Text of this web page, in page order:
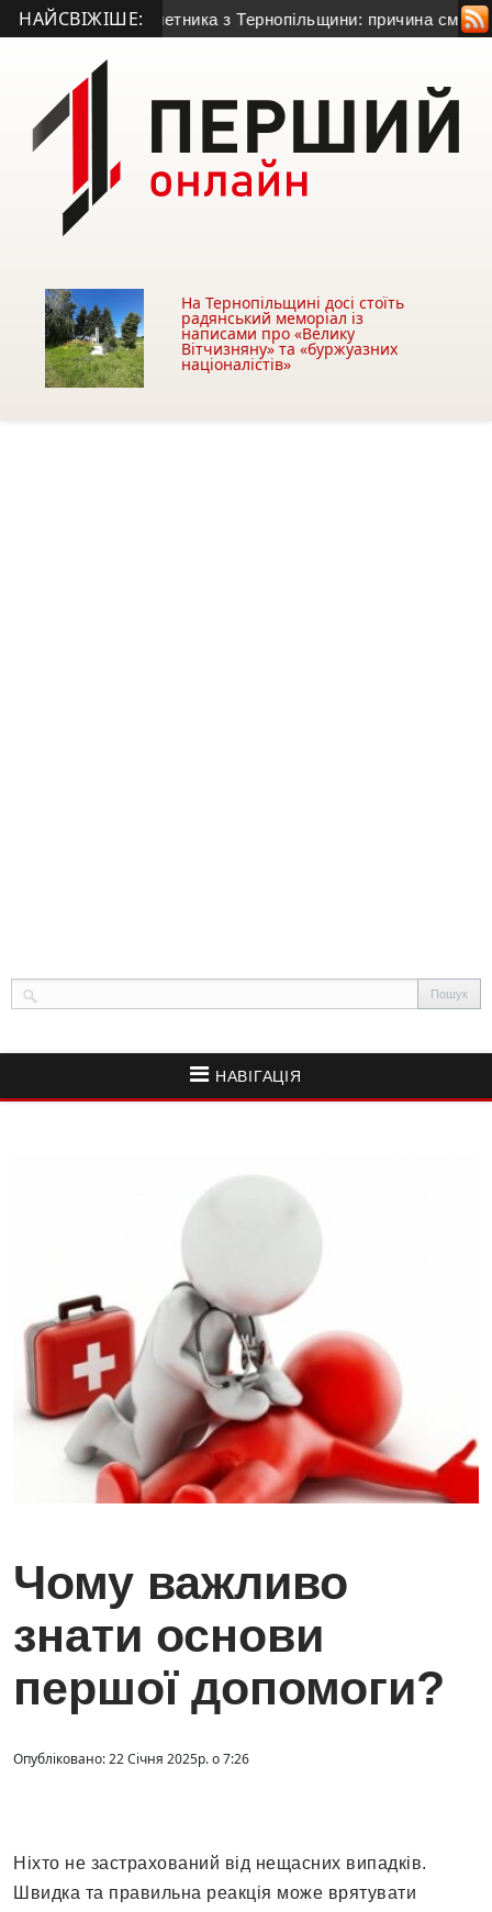
НАЙСВІЖІШЕ:
гранатометника з Тернопільщини: причина смерті –
На Тернопільщині досі стоїть
радянський меморіал із
написами про «Велику
Вітчизняну» та «буржуазних
націоналістів»
НАВІГАЦІЯ
Чому важливо
знати основи
першої допомоги?
Опубліковано: 22 Січня 2025р. о 7:26
Ніхто не застрахований від нещасних випадків.
Швидка та правильна реакція може врятувати